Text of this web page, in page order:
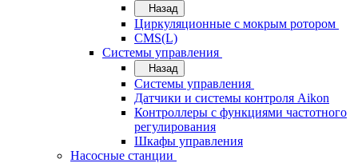
Назад
Циркуляционные с мокрым ротором
CMS(L)
Системы управления
Назад
Системы управления
Датчики и системы контроля Aikon
Контроллеры с функциями частотного
регулирования
Шкафы управления
Насосные станции